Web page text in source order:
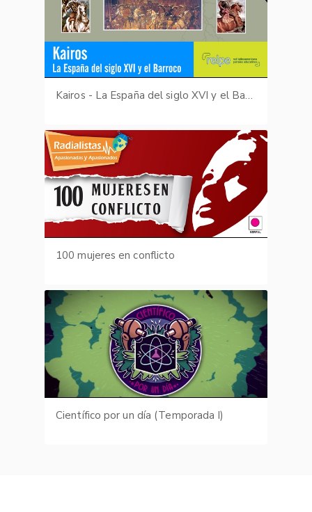
Kairos - La España del siglo XVI y el Barroco
100 mujeres en conflicto
Científico por un día (Temporada I)